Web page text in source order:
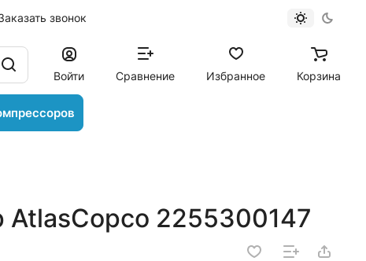
звонок
Войти Сравнение Избранное Корзина
2255300147